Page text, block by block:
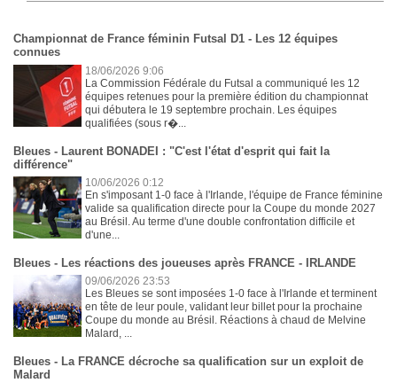
Championnat de France féminin Futsal D1 - Les 12 équipes
connues
18/06/2026 9:06
La Commission Fédérale du Futsal a communiqué les 12
équipes retenues pour la première édition du championnat
qui débutera le 19 septembre prochain. Les équipes
qualifiées (sous r�...
Bleues - Laurent BONADEI : "C'est l'état d'esprit qui fait la
différence"
10/06/2026 0:12
En s'imposant 1-0 face à l'Irlande, l'équipe de France féminine
valide sa qualification directe pour la Coupe du monde 2027
au Brésil. Au terme d'une double confrontation difficile et
d'une...
Bleues - Les réactions des joueuses après FRANCE - IRLANDE
09/06/2026 23:53
Les Bleues se sont imposées 1-0 face à l'Irlande et terminent
en tête de leur poule, validant leur billet pour la prochaine
Coupe du monde au Brésil. Réactions à chaud de Melvine
Malard, ...
Bleues - La FRANCE décroche sa qualification sur un exploit de
Malard